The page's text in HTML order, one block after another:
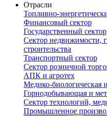
Отрасли
Топливно-
Финансовый сектор
Государственный сектор
Сектор недвижимости,
строительства
Транспортный сектор
Сектор розничной
АПК и агротех
Медико-биологическая
Горнодобывающая и
Сектор технологий,
Промышленное